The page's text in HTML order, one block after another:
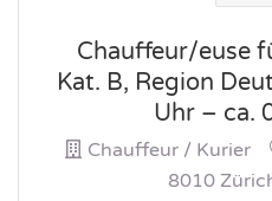
Chauffeur/euse
Kat. B, Region
Uhr – ca.
Chauffeur / Kurier
8010